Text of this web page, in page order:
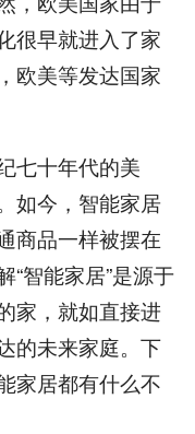
很早就进入了家
欧美等发达国家
十年代的美
如今，智能家居
商品一样被摆在
“智能家居”是源于
家，就如直接进
的未来家庭。下
家居都有什么不